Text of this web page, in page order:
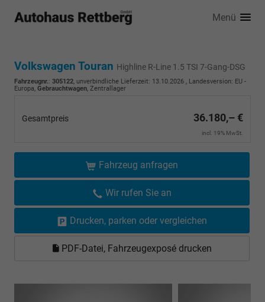
Menü
Volkswagen Touran Highline R-Line 1.5 TSI 7-Gang-DSG
Fahrzeugnr.: 305122, unverbindliche Lieferzeit: 13.10.2026 , Landesversion: EU -
Europa, Gebrauchtwagen, Zentrallager
Gesamtpreis 36.180,– €
incl. 19% MwSt.
Fahrzeug anfragen
Wir rufen Sie an
Drucken, parken oder vergleichen
PDF-Datei, Fahrzeugexposé drucken